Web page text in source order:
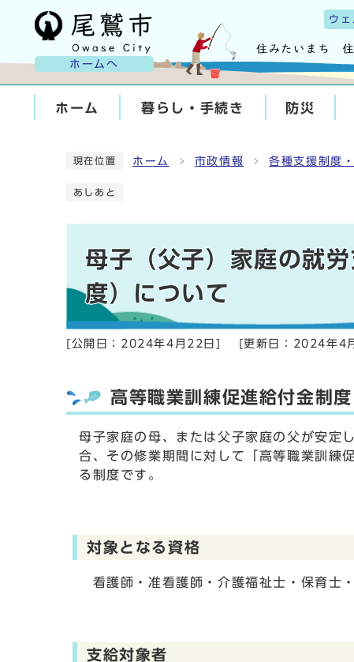
ホームへ
ウ
ホーム 暮らし・手続き 防災
現在位置 ホーム 市政情報 各種支援制度
あしあと
母子（父子）家庭の就
度）について
[公開日： 2024年4月22日 [更新日： 2024年4
高等職業訓練促進給付金制度
母子家庭の母、または父子家庭の父が安定
合、その修業期間に対して「高等職業訓練
る制度です。
対象となる資格
看護師・准看護師・介護福祉士・保育士
支給対象者